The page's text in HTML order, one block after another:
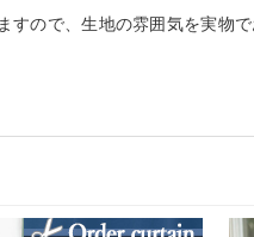
ので、生地の雰囲気を実物で